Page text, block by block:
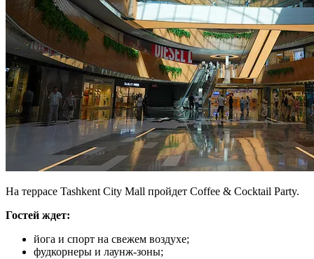
На террасе Tashkent City Mall пройдет Coffee & Cocktail Party.
Гостей ждет:
йога и спорт на свежем воздухе;
фудкорнеры и лаунж-зоны;